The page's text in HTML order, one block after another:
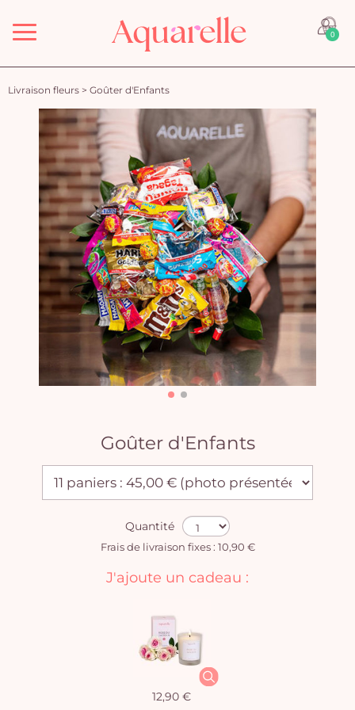
Menu 0
Livraison fleurs > Goûter d'Enfants
Goûter d'Enfants
Quantité
Frais de livraison fixes : 10,90 €
J'ajoute un cadeau :
12,90 €